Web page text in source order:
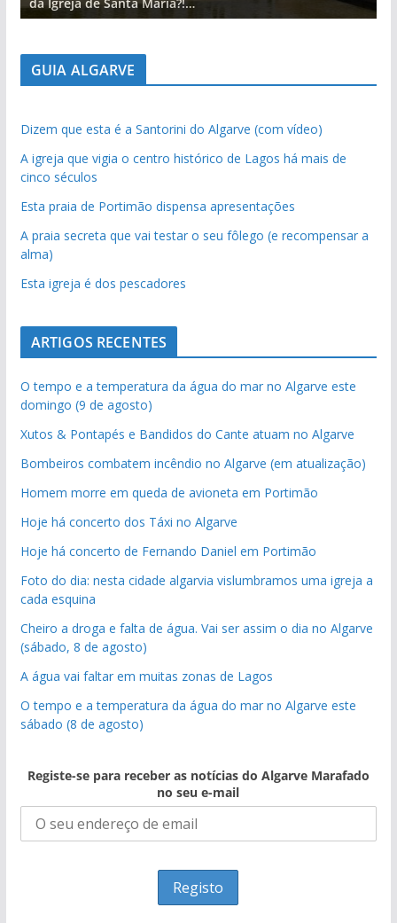
GUIA ALGARVE
Dizem que esta é a Santorini do Algarve (com vídeo)
A igreja que vigia o centro histórico de Lagos há mais de
cinco séculos
Esta praia de Portimão dispensa apresentações
A praia secreta que vai testar o seu fôlego (e recompensar a
alma)
Esta igreja é dos pescadores
ARTIGOS RECENTES
O tempo e a temperatura da água do mar no Algarve este
domingo (9 de agosto)
Xutos & Pontapés e Bandidos do Cante atuam no Algarve
Bombeiros combatem incêndio no Algarve (em atualização)
Homem morre em queda de avioneta em Portimão
Hoje há concerto dos Táxi no Algarve
Hoje há concerto de Fernando Daniel em Portimão
Foto do dia: nesta cidade algarvia vislumbramos uma igreja a
cada esquina
Cheiro a droga e falta de água. Vai ser assim o dia no Algarve
(sábado, 8 de agosto)
A água vai faltar em muitas zonas de Lagos
O tempo e a temperatura da água do mar no Algarve este
sábado (8 de agosto)
Registe-se para receber as notícias do Algarve Marafado
no seu e-mail